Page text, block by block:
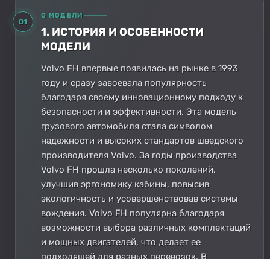
01
О МОДЕЛИ
1. ИСТОРИЯ И ОСОБЕННОСТИ
МОДЕЛИ
Volvo FH впервые появилась на рынке в 1993
году и сразу завоевала популярность
благодаря своему инновационному подходу к
безопасности и эффективности. Эта модель
грузового автомобиля стала символом
надежности и высоких стандартов шведского
производителя Volvo. За годы производства
Volvo FH прошла несколько поколений,
улучшив эргономику кабины, повысив
экологичность и усовершенствовав системы
вождения. Volvo FH популярна благодаря
возможности выбора различных комплектаций
и мощных двигателей, что делает ее
подходящей для разных перевозок. В